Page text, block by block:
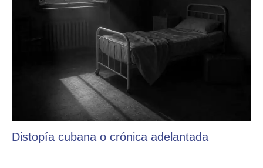
Distopía cubana o crónica adelantada